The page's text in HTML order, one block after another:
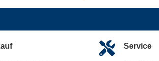
Service